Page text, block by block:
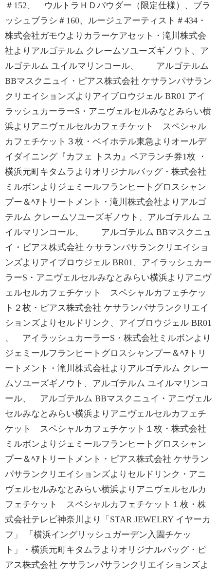
＃152、 ウルトラＨＤパウダー（限定仕様）、ブラ
ッシュブラシ＃160、ルージュアーティスト＃434・
株式会社ガモウよりカラーケアセット・滝川株式会
社よりアルゴテルム クレームソユーズギノウト、ア
ルゴテルム ユイルマリンコール、 アルゴテルム
BBマスクニュイ・ピアス株式会社 ケサランパサラン
クリエイションズよりアイブロウジェル BR01 アイ
ラッシュカーラーS・アニヴェルセルみなとみらい横
浜よりアニヴェルセルカフェチケット スペシャル
カフェチケット３枚・ベイホテル東急よりオールデ
イダイニング『カフェ トスカ』ペアランチ券1枚 ・
横浜元町キタムラよりオリジナルバッグ・株式会社
ミルボンよりジェミールフランヒートグロスシャン
プー＆ﾍｱトリートメント・滝川株式会社よりアルゴ
テルム クレームソユーズギノウト、アルゴテルム ユ
イルマリンコール、 アルゴテルム BBマスクニュ
イ・ピアス株式会社 ケサランパサランクリエイショ
ンズよりアイブロウジェル BR01、アイラッシュカー
ラーS・アニヴェルセルみなとみらい横浜よりアニヴ
ェルセルカフェチケット スペシャルカフェチケッ
ト２枚・ピアス株式会社 ケサランパサランクリエイ
ションズよりセルドリンク、アイブロウジェル BR01
、 アイラッシュカーラーS・株式会社ミルボンより
ジェミールフランヒートグロスシャンプー＆ﾍｱトリ
ートメント・滝川株式会社よりアルゴテルム クレー
ムソユーズギノウト、アルゴテルム ユイルマリンコ
ール、 アルゴテルム BBマスクニュイ・アニヴェル
セルみなとみらい横浜よりアニヴェルセルカフェチ
ケット スペシャルカフェチケット１枚・株式会社
ミルボンよりジェミールフランヒートグロスシャン
プー＆ﾍｱトリートメント・ピアス株式会社 ケサラン
パサランクリエイションズよりセルドリンク・アニ
ヴェルセルみなとみらい横浜よりアニヴェルセルカ
フェチケット スペシャルカフェチケット１枚・株
式会社テレビ神奈川より「STAR JEWELRY イヤーカ
フ」 「横浜イングリッシュガーデン入園チケッ
ト」・横浜元町キタムラよりオリジナルバッグ・ピ
アス株式会社 ケサランパサランクリエイションズよ